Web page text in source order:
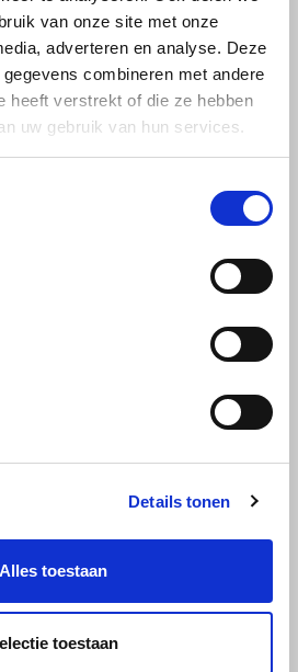
van onze site met onze
adverteren en analyse. Deze
combineren met andere
heeft verstrekt of die ze hebben
uw gebruik van hun services.
Details tonen
Alles toestaan
toestaan
voor
– Betaalbare
Betaalbare luxe
koffieliefhebber
streven velen naar een perfecte
L'OR Nespresso capsules
capsules ontwikkeld die zowel
compromis: L'OR biedt premium
dagelijks te genieten van een luxe